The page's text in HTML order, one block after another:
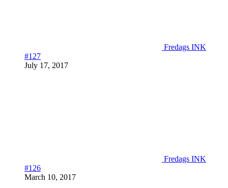
Fredags INK
#127
July 17, 2017
Fredags INK
#126
March 10, 2017